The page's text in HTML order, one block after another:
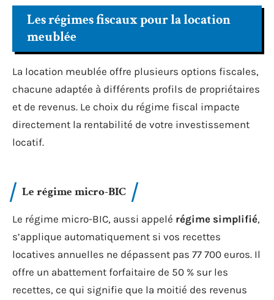
Les régimes fiscaux pour la location
meublée
La location meublée offre plusieurs options fiscales,
chacune adaptée à différents profils de propriétaires
et de revenus. Le choix du régime fiscal impacte
directement la rentabilité de votre investissement
locatif.
Le régime micro-BIC
Le régime micro-BIC, aussi appelé régime simplifié,
s’applique automatiquement si vos recettes
locatives annuelles ne dépassent pas 77 700 euros. Il
offre un abattement forfaitaire de 50 % sur les
recettes, ce qui signifie que la moitié des revenus